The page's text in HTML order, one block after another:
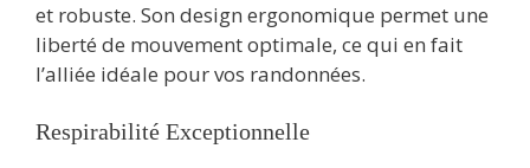
et robuste. Son design ergonomique permet une
liberté de mouvement optimale, ce qui en fait
l’alliée idéale pour vos randonnées.
Respirabilité Exceptionnelle